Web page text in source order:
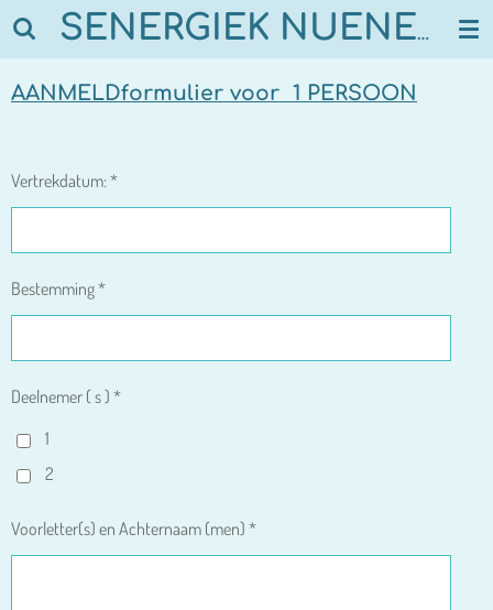
Ga
de
SENERGIEK NUENEN
AANMELDformulier voor 1 PERSOON
Vertrekdatum: *
Bestemming *
Deelnemer ( s ) *
1
2
Voorletter(s) en Achternaam (men) *